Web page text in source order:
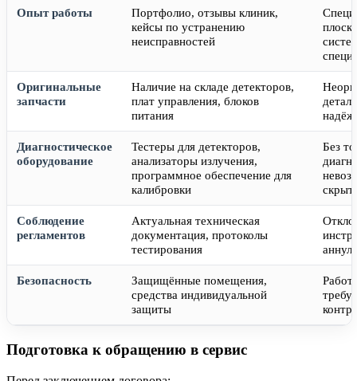
Опыт работы
Портфолио, отзывы клиник,
кейсы по устранению
неисправностей
Оригинальные
запчасти
Наличие на складе детекторов,
плат управления, блоков
питания
Диагностическое
оборудование
Тестеры для детекторов,
анализаторы излучения,
программное обеспечение для
калибровки
Без
Соблюдение
регламентов
Актуальная техническая
документация, протоколы
тестирования
Безопасность
Защищённые помещения,
средства индивидуальной
защиты
Подготовка к обращению в сервис